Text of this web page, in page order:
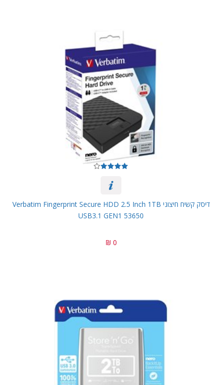
דיסק קשיח חיצוני Verbatim Fingerprint Secure HDD 2.5 Inch 1TB
USB3.1 GEN1 53650
0 ₪